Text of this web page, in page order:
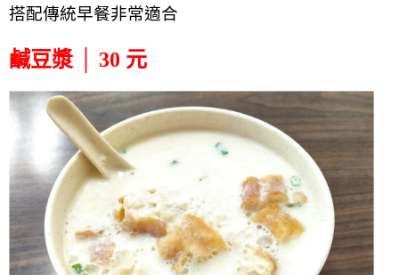
搭配傳統早餐非常適合
鹹豆漿 │ 30 元